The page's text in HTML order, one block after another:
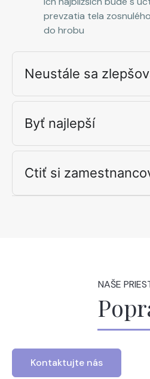
prevzatia tela
do hrobu
Neustále sa
Byť najlepší
Ctiť si
NAŠE
Kontaktujte nás